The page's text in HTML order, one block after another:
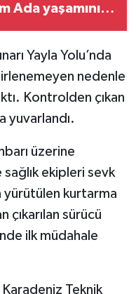
Ada yaşamını
Yayla Yolu’nda
nedenle
Kontrolden çıkan
yuvarlandı.
üzerine
ekipleri sevk
yürütülen kurtarma
çıkarılan sürücü
ilk müdahale
Karadeniz Teknik